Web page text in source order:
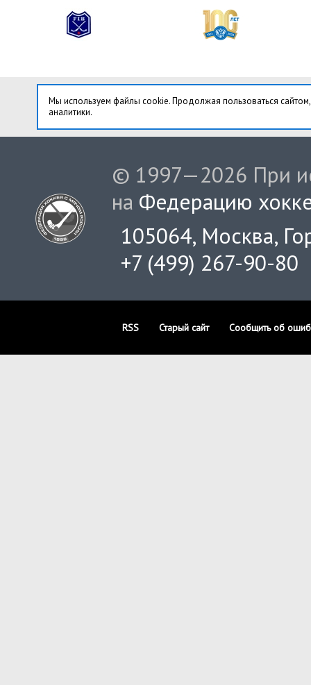
Мы используем файлы cookie. Продолжая пользоваться
аналитики.
© 1997—2026 При
на Федерацию
105064, Москва,
+7 (499) 267-90-80
RSS Старый сайт Сообщить об